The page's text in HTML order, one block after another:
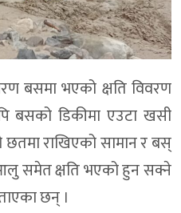
बसमा भएको क्षति विवरण
डिकीमा एउटा खसी
राखिएको सामान र बस्
आलु समेत क्षति भएको हुन सक्ने
छन् ।